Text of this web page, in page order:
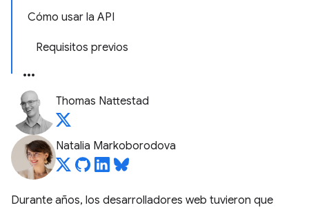
Cómo usar la API
Requisitos previos
Thomas Nattestad
Natalia Markoborodova
Durante años, los desarrolladores web tuvieron que